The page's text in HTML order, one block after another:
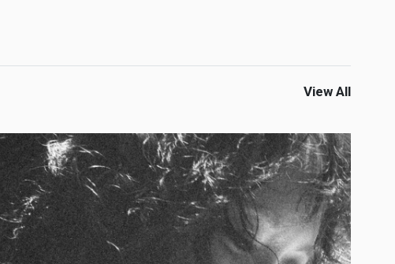
View All